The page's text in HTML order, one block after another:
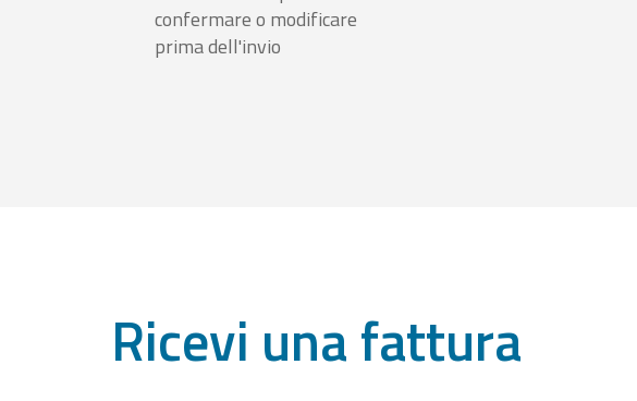
confermare o modificare
prima dell'invio
Ricevi una fattura